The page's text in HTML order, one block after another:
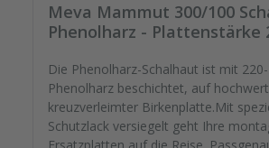
Meva Mammut 300/100
Phenolharz - Plattenstärke
Die Phenolharz-Schalhaut ist mit
Phenolharz beschichtet, auf
kreuzverleimter Birkenplatte.Mit
Schutzlack versiegelt geht Ihre